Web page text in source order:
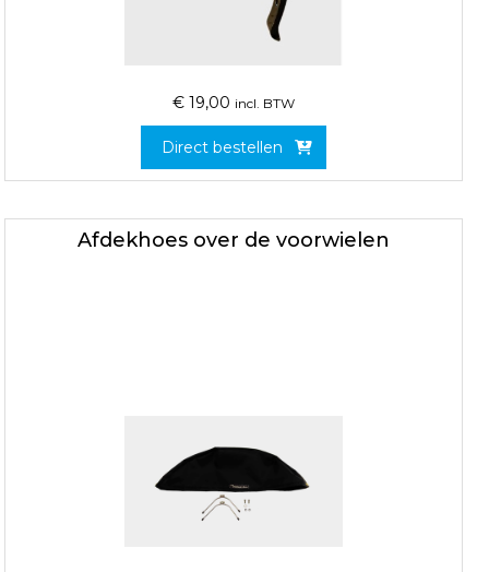
€ 19,00 incl. BTW
Direct bestellen
Afdekhoes over de voorwielen